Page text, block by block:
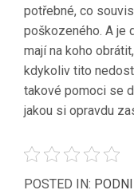
potřebné, co
poškozeného. A je
mají na koho
kdykoliv tito
takové pomoci se
jakou si opravdu
POSTED IN: